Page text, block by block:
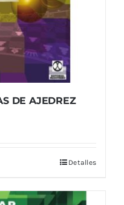
DE AJEDREZ
Detalles